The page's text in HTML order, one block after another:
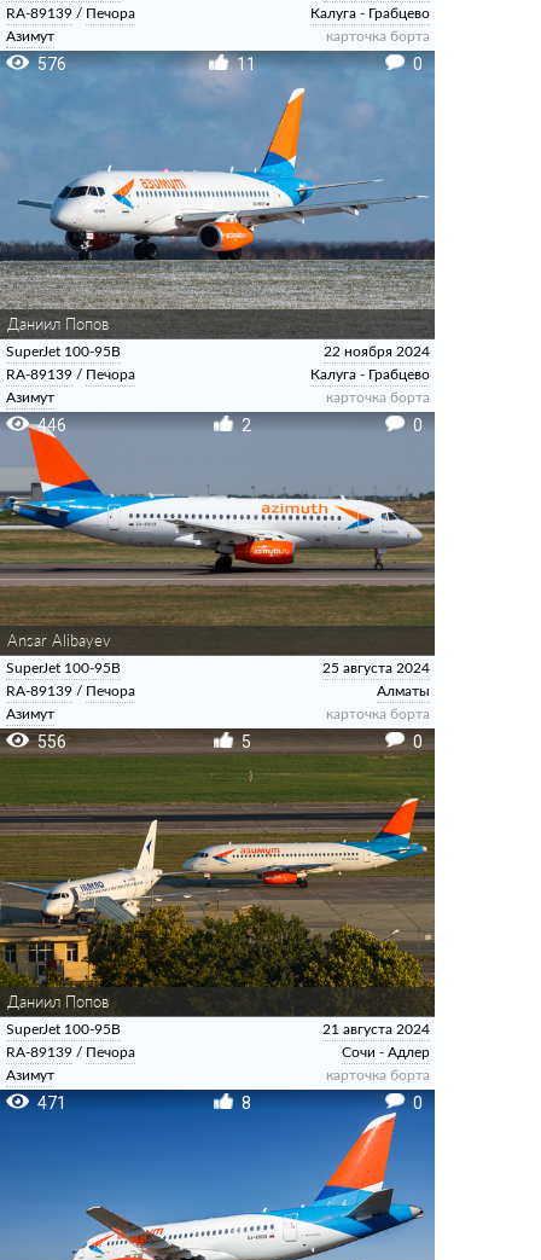
RA-89139 / Печора
Азимут
Калуга - Грабцево
карточка борта
576 11 0
Даниил Попов
SuperJet 100-95B
RA-89139 / Печора
Азимут
22 ноября 2024
Калуга - Грабцево
карточка борта
446 2 0
Ansar Alibayev
SuperJet 100-95B
RA-89139 / Печора
Азимут
25 августа 2024
Алматы
карточка борта
556 5 0
Даниил Попов
SuperJet 100-95B
RA-89139 / Печора
Азимут
21 августа 2024
Сочи - Адлер
карточка борта
471 8 0